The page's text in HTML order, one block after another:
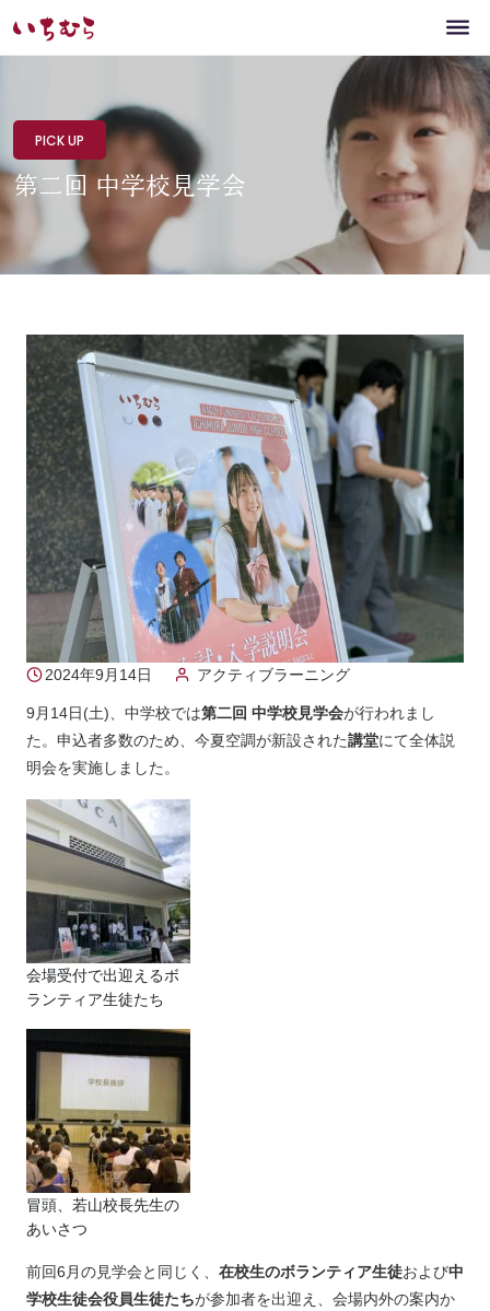
PICK UP
第二回 中学校見学会
2024年9月14日 アクティブラーニング
9月14日(土)、中学校では第二回 中学校見学会が行われまし
た。申込者多数のため、今夏空調が新設された講堂にて全体説
明会を実施しました。
会場受付で出迎えるボ
ランティア生徒たち
冒頭、若山校長先生の
あいさつ
前回6月の見学会と同じく、 在校生のボランティア生徒および中
学校生徒会役員生徒たちが参加者を出迎え、会場内外の案内か